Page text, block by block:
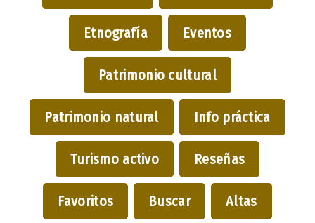
Etnografía Eventos
Patrimonio cultural
Patrimonio natural Info práctica
Turismo activo Reseñas
Favoritos Buscar Altas